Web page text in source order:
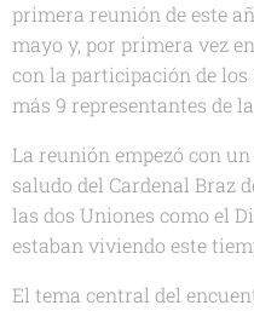
primera reunión de este
mayo y, por primera vez
con la participación de los
más 9 representantes de la
La reunión empezó con
saludo del Cardenal Braz
las dos Uniones como el
estaban viviendo este
El tema central del